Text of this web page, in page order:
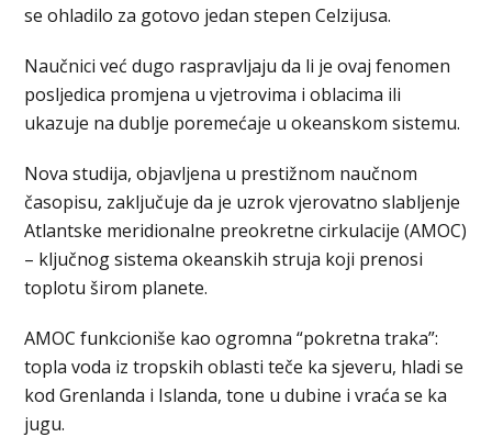
se ohladilo za gotovo jedan stepen Celzijusa.
Naučnici već dugo raspravljaju da li je ovaj fenomen
posljedica promjena u vjetrovima i oblacima ili
ukazuje na dublje poremećaje u okeanskom sistemu.
Nova studija, objavljena u prestižnom naučnom
časopisu, zaključuje da je uzrok vjerovatno slabljenje
Atlantske meridionalne preokretne cirkulacije (AMOC)
– ključnog sistema okeanskih struja koji prenosi
toplotu širom planete.
AMOC funkcioniše kao ogromna “pokretna traka”:
topla voda iz tropskih oblasti teče ka sjeveru, hladi se
kod Grenlanda i Islanda, tone u dubine i vraća se ka
jugu.